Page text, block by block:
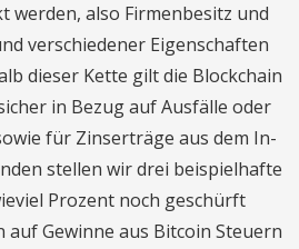
werden, also Firmenbesitz und
verschiedener Eigenschaften
dieser Kette gilt die Blockchain
in Bezug auf Ausfälle oder
für Zinserträge aus dem In-
stellen wir drei beispielhafte
Prozent noch geschürft
auf Gewinne aus Bitcoin Steuern